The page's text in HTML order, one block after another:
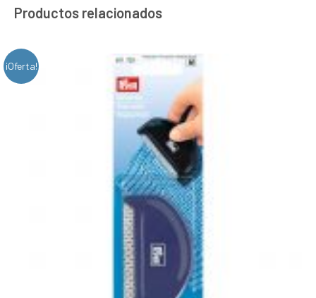
Productos relacionados
¡Oferta!